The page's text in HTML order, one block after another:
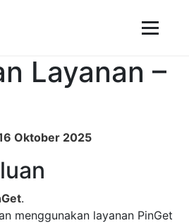
Layanan –
Oktober 2025
.
menggunakan layanan PinGet